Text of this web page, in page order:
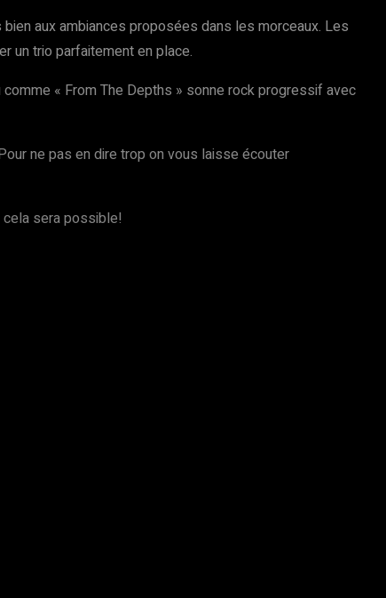
aux ambiances proposées dans les morceaux. Les
un trio parfaitement en place.
« From The Depths » sonne rock progressif avec
ne pas en dire trop on vous laisse écouter
cela sera possible!